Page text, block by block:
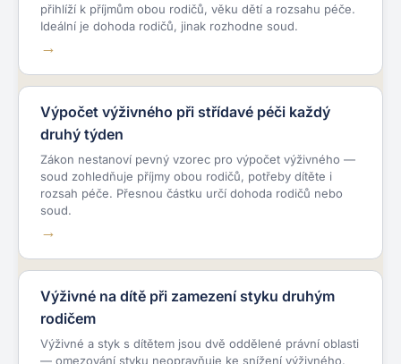
přihlíží k příjmům obou rodičů, věku dětí a rozsahu péče.
Ideální je dohoda rodičů, jinak rozhodne soud.
Výpočet výživného při střídavé péči každý
druhý týden
Zákon nestanoví pevný vzorec pro výpočet výživného —
soud zohledňuje příjmy obou rodičů, potřeby dítěte i
rozsah péče. Přesnou částku určí dohoda rodičů nebo
soud.
Výživné na dítě při zamezení styku druhým
rodičem
Výživné a styk s dítětem jsou dvě oddělené právní oblasti
— omezování styku neopravňuje ke snížení výživného.